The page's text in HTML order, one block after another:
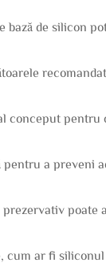
de silicon
conceput pentru
a preveni
poate
cum ar fi